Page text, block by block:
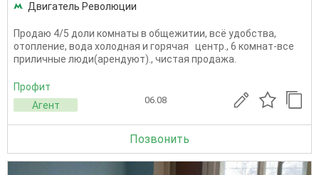
Двигатель Революции
Продаю 4/5 доли комнаты в общежитии, всё удобства,
отопление, вода холодная и горячая центр., 6 комнат-все
приличные люди(арендуют)., чистая продажа.
Профит
Агент
06.08
Позвонить